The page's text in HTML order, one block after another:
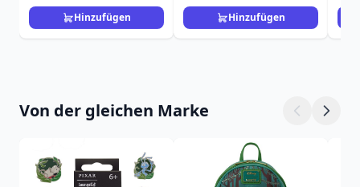
Hinzufügen
Hinzufügen
Von der gleichen Marke